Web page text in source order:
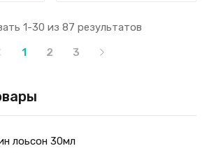
лоьсон 30мл
1-30 из 87 результатов
1
2 3